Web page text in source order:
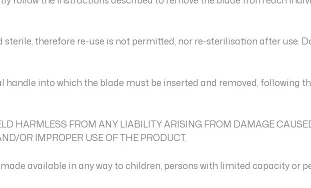
sterile, therefore re-use is not permitted, nor re-sterilisation after use.
handle into which the blade must be inserted and removed, following
HARMLESS FROM ANY LIABILITY ARISING FROM DAMAGE
OR IMPROPER USE OF THE PRODUCT.
available in any way to children, persons with limited capacity or